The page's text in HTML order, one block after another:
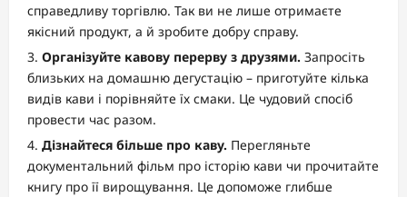
справедливу торгівлю. Так ви не лише отримаєте
якісний продукт, а й зробите добру справу.
Організуйте кавову перерву з друзями. Запросіть
близьких на домашню дегустацію – приготуйте кілька
видів кави і порівняйте їх смаки. Це чудовий спосіб
провести час разом.
Дізнайтеся більше про каву. Перегляньте
документальний фільм про історію кави чи прочитайте
книгу про її вирощування. Це допоможе глибше